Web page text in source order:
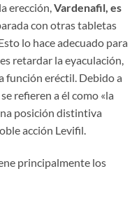
erección, Vardenafil, es
con otras tabletas
lo hace adecuado para
retardar la eyaculación,
función eréctil. Debido a
refieren a él como «la
posición distintiva
acción Levifil.
principalmente los